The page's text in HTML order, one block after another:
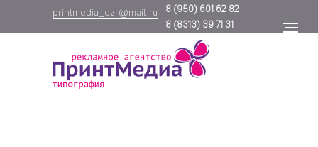
8 (950) 601 62 82
printmedia_dzr@mail.ru
8 (8313) 39 71 31